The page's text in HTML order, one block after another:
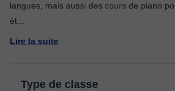
langues, mais aussi des cours de piano
ét
Lire la suite
Type de classe